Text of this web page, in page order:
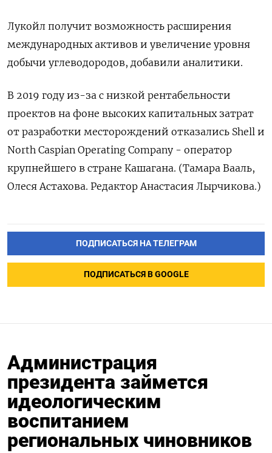
Лукойл получит возможность расширения
международных активов и увеличение уровня
добычи углеводородов, добавили аналитики.
В 2019 году из-за с низкой рентабельности
проектов на фоне высоких капитальных затрат
от разработки месторождений отказались Shell и
North Caspian Operating Company - оператор
крупнейшего в стране Кашагана. (Тамара Вааль,
Олеся Астахова. Редактор Анастасия Лырчикова.)
ПОДПИСАТЬСЯ НА ТЕЛЕГРАМ
ПОДПИСАТЬСЯ В GOOGLE
Администрация
президента займется
идеологическим
воспитанием
региональных чиновников